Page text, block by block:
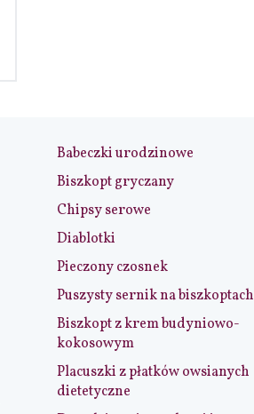
Babeczki urodzinowe
Biszkopt gryczany
Chipsy serowe
Diablotki
Pieczony czosnek
Puszysty sernik na biszkoptach
Biszkopt z krem budyniowo-
kokosowym
Placuszki z płatków owsianych
dietetyczne